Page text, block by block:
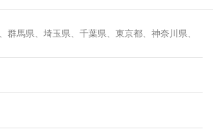
群馬県、埼玉県、千葉県、東京都、神奈川県、